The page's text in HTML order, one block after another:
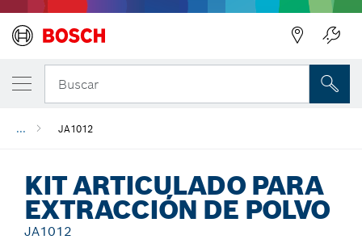
Buscar
... JA1012
KIT ARTICULADO PARA
EXTRACCIÓN DE POLVO
JA1012